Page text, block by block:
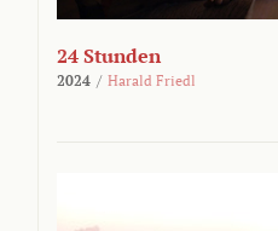
24 Stunden
2024 / Harald Friedl